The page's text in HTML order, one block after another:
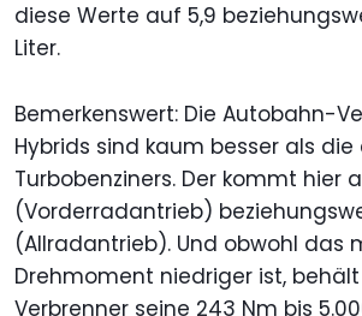
diese Werte auf 5,9
Liter.
Bemerkenswert: Die Autobahn-
Hybrids sind kaum besser als die
Turbobenziners. Der kommt hier
(Vorderradantrieb)
(Allradantrieb). Und obwohl das
Drehmoment niedriger ist,
Verbrenner seine 243 Nm bis